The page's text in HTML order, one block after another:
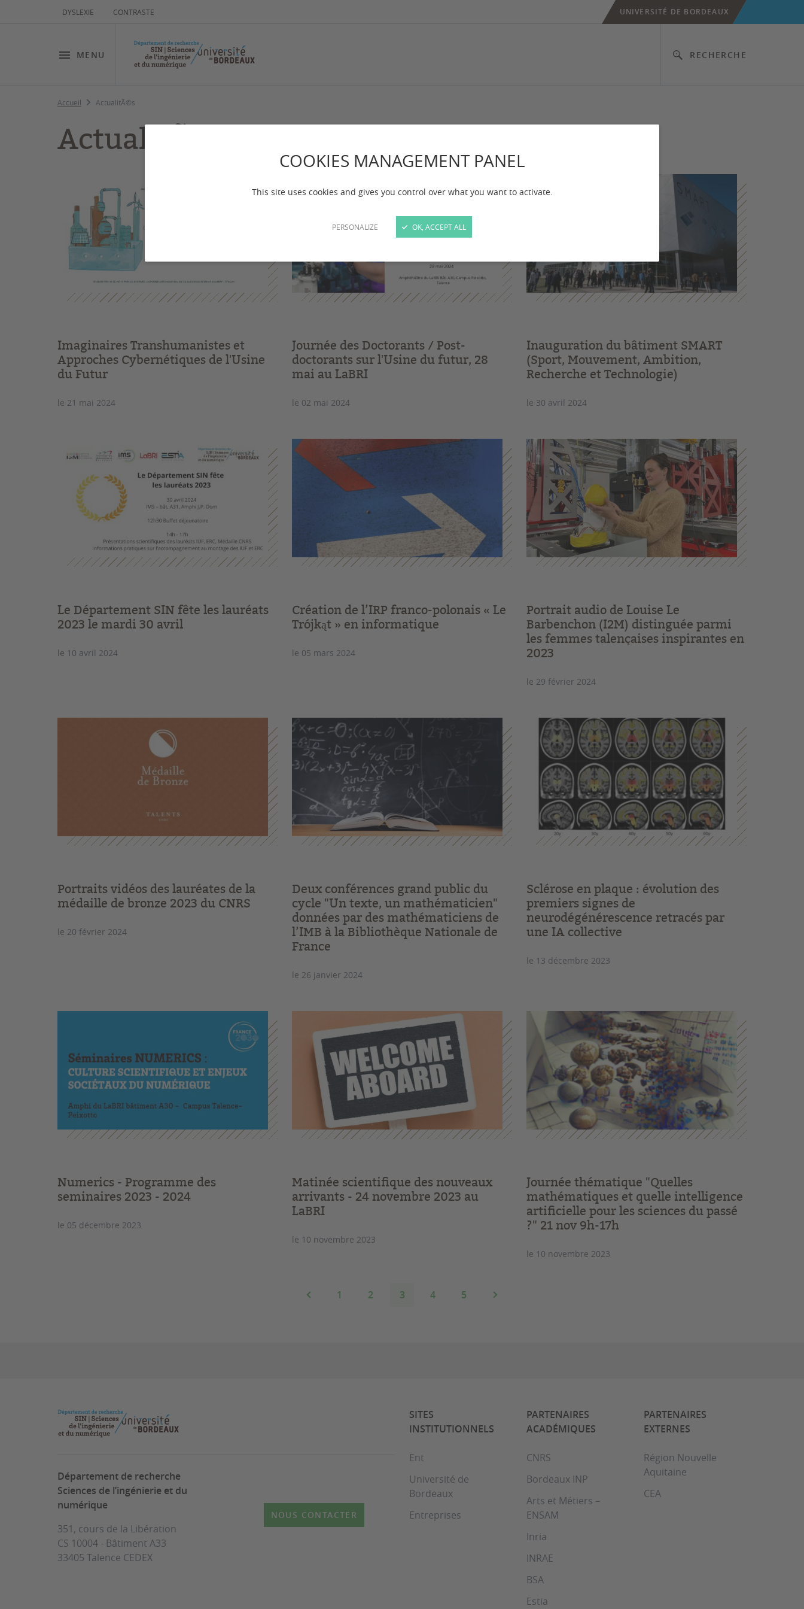
COOKIES MANAGEMENT PANEL
This site uses cookies and gives you control over what you want to activate.
PERSONALIZE OK, ACCEPT ALL
DYSLEXIE CONTRASTE
MENU RECHERCHE
UNIVERSITÉ DE BORDEAUX
Accueil ActualitÃ©s
ActualitÃ©s
Imaginaires Transhumanistes et
Approches Cybernétiques de l'Usine
du Futur
le 21 mai 2024
Journée des Doctorants / Post-
doctorants sur l'Usine du futur, 28
mai au LaBRI
le 02 mai 2024
Inauguration du bâtiment SMART
(Sport, Mouvement, Ambition,
Recherche et Technologie)
le 30 avril 2024
Le Département SIN fête les lauréats
2023 le mardi 30 avril
le 10 avril 2024
Création de l’IRP franco-polonais « Le
Trójkąt » en informatique
le 05 mars 2024
Portrait audio de Louise Le
Barbenchon (I2M) distinguée parmi
les femmes talençaises inspirantes en
2023
le 29 février 2024
Portraits vidéos des lauréates de la
médaille de bronze 2023 du CNRS
le 20 février 2024
Deux conférences grand public du
cycle "Un texte, un mathématicien"
données par des mathématiciens de
l’IMB à la Bibliothèque Nationale de
France
le 26 janvier 2024
Sclérose en plaque : évolution des
premiers signes de
neurodégénérescence retracés par
une IA collective
le 13 décembre 2023
Numerics - Programme des
seminaires 2023 - 2024
le 05 décembre 2023
Matinée scientifique des nouveaux
arrivants - 24 novembre 2023 au
LaBRI
le 10 novembre 2023
Journée thématique "Quelles
mathématiques et quelle intelligence
artificielle pour les sciences du passé
?" 21 nov 9h-17h
le 10 novembre 2023
1 2 3 4 5
Département de recherche
Sciences de l’ingénierie et du
numérique
351, cours de la Libération
CS 10004 - Bâtiment A33
33405 Talence CEDEX
NOUS CONTACTER
SITES
INSTITUTIONNELS
Ent
Université de
Bordeaux
Entreprises
PARTENAIRES
ACADÉMIQUES
CNRS
Bordeaux INP
Arts et Métiers –
ENSAM
Inria
INRAE
BSA
Estia
PARTENAIRES
EXTERNES
Région Nouvelle
Aquitaine
CEA